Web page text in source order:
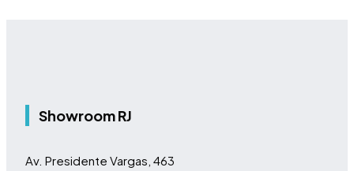
Showroom RJ
Av. Presidente Vargas, 463